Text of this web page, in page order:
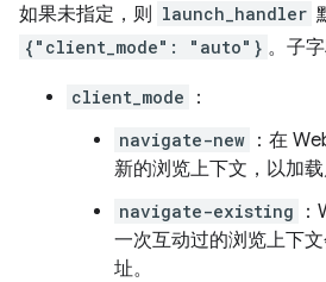
如果未指定，则 launch_handler
{"client_mode": "auto"} 。子
client_mode ：
navigate-new ：在
新的浏览上下文，以加载
navigate-existing
一次互动过的浏览上下
址。